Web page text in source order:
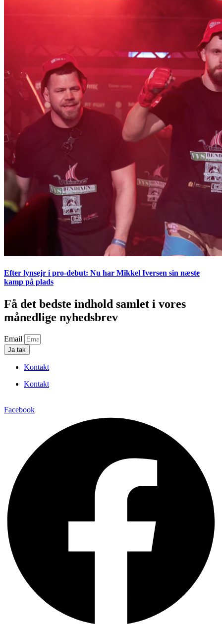
Efter lynsejr i pro-debut: Nu har Mikkel Iversen sin næste
kamp på plads
Få det bedste indhold samlet i vores
månedlige nyhedsbrev
Email
Ja tak
Kontakt
Kontakt
Facebook